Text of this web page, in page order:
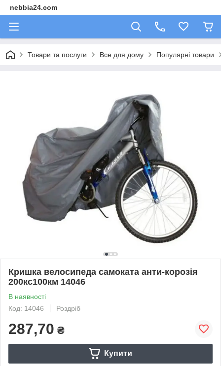
nebbia24.com
Товари та послуги Все для дому Популярні товари
Кришка велосипеда самоката анти-корозія
200кс100км 14046
В наявності
Код: 14046
Роздріб
287,70 ₴
Купити